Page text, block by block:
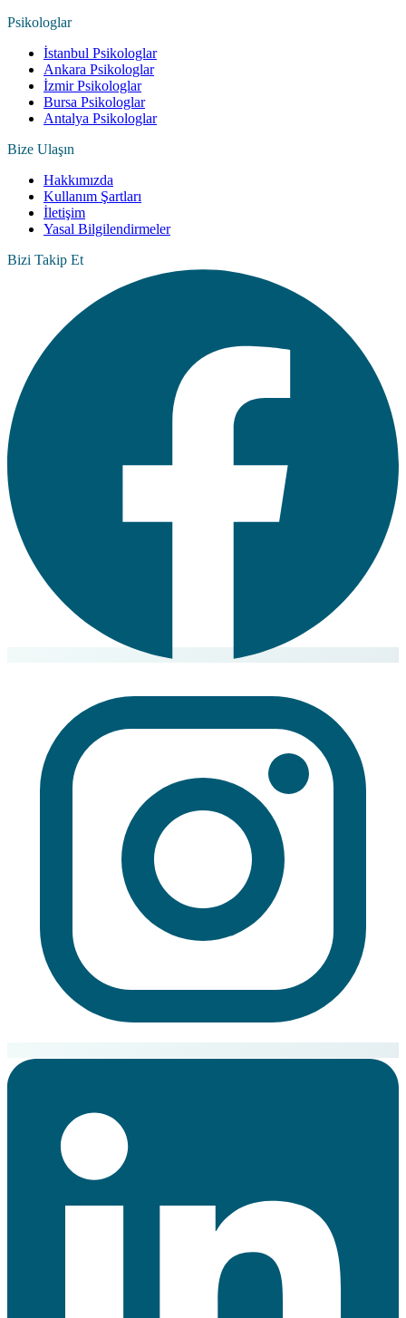
Psikologlar
İstanbul Psikologlar
Ankara Psikologlar
İzmir Psikologlar
Bursa Psikologlar
Antalya Psikologlar
Bize Ulaşın
Hakkımızda
Kullanım Şartları
İletişim
Yasal Bilgilendirmeler
Bizi Takip Et